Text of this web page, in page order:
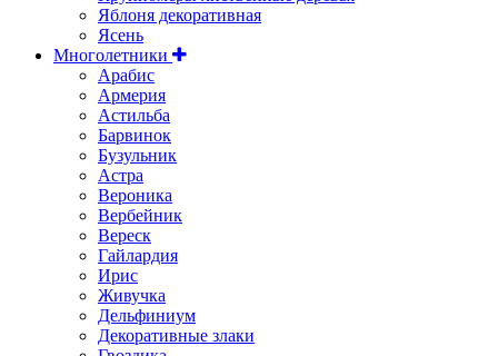
Яблоня декоративная
Ясень
Многолетники
Арабис
Армерия
Астильбa
Барвинок
Бузульник
Астра
Вероника
Вербейник
Вереск
Гайлардия
Ирис
Живучка
Дельфиниум
Декоративные злаки